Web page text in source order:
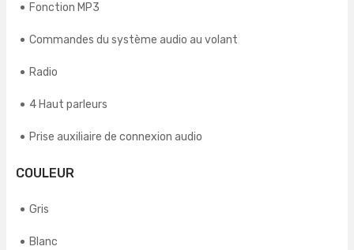
Fonction MP3
Commandes du système audio au volant
Radio
4 Haut parleurs
Prise auxiliaire de connexion audio
COULEUR
Gris
Blanc